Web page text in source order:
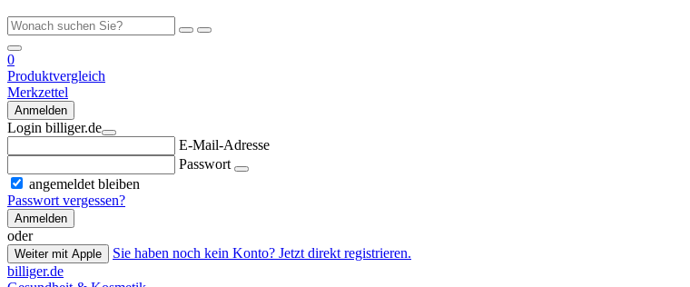
0
Produktvergleich
Merkzettel
Anmelden
Login billiger.de
E-Mail-Adresse
Passwort
angemeldet bleiben
Passwort vergessen?
Anmelden
oder
Weiter mit Apple
Sie haben noch kein Konto? Jetzt direkt registrieren.
billiger.de